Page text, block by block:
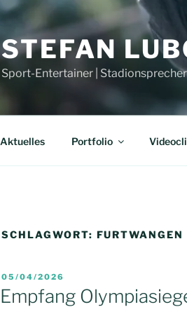
STEFAN
Sport-Entertainer |
Aktuelles Portfolio
SCHLAGWORT: FURTWANGEN
VERÖFFENTLICHT
AM
05/04/2026
Empfang